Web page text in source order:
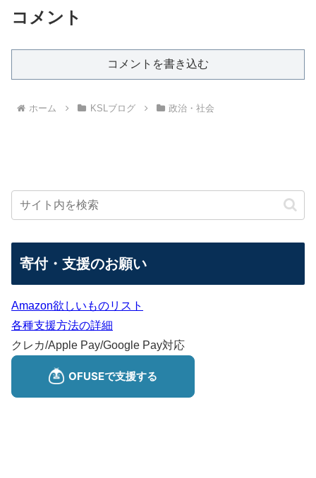
コメント
コメントを書き込む
ホーム KSLブログ 政治・社会
寄付・支援のお願い
Amazon欲しいものリスト
各種支援方法の詳細
クレカ/Apple Pay/Google Pay対応